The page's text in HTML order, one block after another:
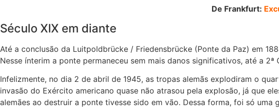
De Frankfurt:
Século XIX em diante
Até a conclusão da Luitpoldbrücke / Friedensbrücke (Ponte da Paz) em
Nesse ínterim a ponte permaneceu sem mais danos significativos, até a 2ª
Infelizmente, no dia 2 de abril de 1945, as tropas alemãs explodiram o
invasão do Exército americano quase não atrasou pela explosão, já que
alemães ao destruir a ponte tivesse sido em vão. Dessa forma, foi só uma